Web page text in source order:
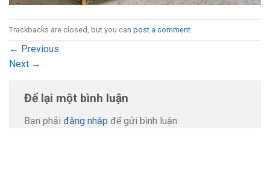
Trackbacks are closed, but you can post a comment
← Previous
Next →
Để lại một bình luận
Bạn phải đăng nhập để gửi bình luận.